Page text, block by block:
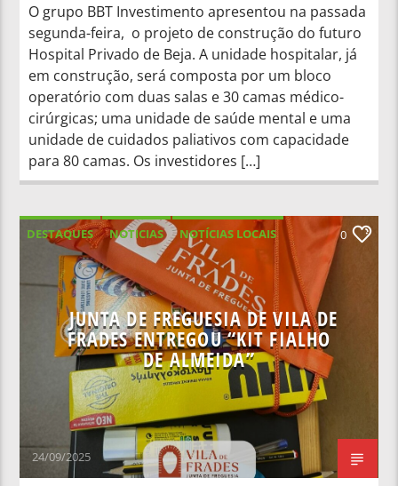
O grupo BBT Investimento apresentou na passada
segunda-feira, o projeto de construção do futuro
Hospital Privado de Beja. A unidade hospitalar, já
em construção, será composta por um bloco
operatório com duas salas e 30 camas médico-
cirúrgicas; uma unidade de saúde mental e uma
unidade de cuidados paliativos com capacidade
para 80 camas. Os investidores […]
DESTAQUES NOTICIAS
NOTÍCIAS LOCAIS
NOTÍCIAS NACIONAIS
0
JUNTA DE FREGUESIA DE VILA DE
FRADES ENTREGOU “KIT FIALHO
DE ALMEIDA”
24/09/2025